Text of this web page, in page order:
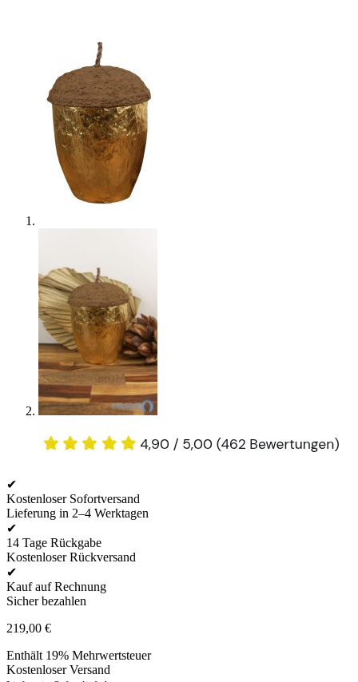
✔
Kostenloser Sofortversand
Lieferung in 2–4 Werktagen
✔
14 Tage Rückgabe
Kostenloser Rückversand
✔
Kauf auf Rechnung
Sicher bezahlen
219,00 €
Enthält 19% Mehrwertsteuer
Kostenloser Versand